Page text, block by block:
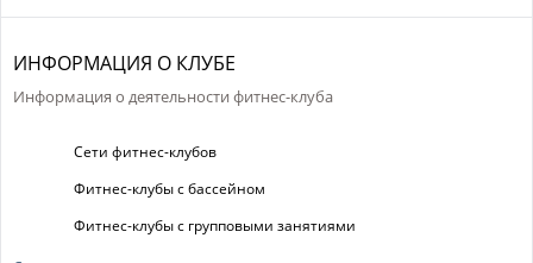
ИНФОРМАЦИЯ О КЛУБЕ
Информация о деятельности фитнес-клуба
Сети фитнес-клубов
Фитнес-клубы с бассейном
Фитнес-клубы с групповыми занятиями